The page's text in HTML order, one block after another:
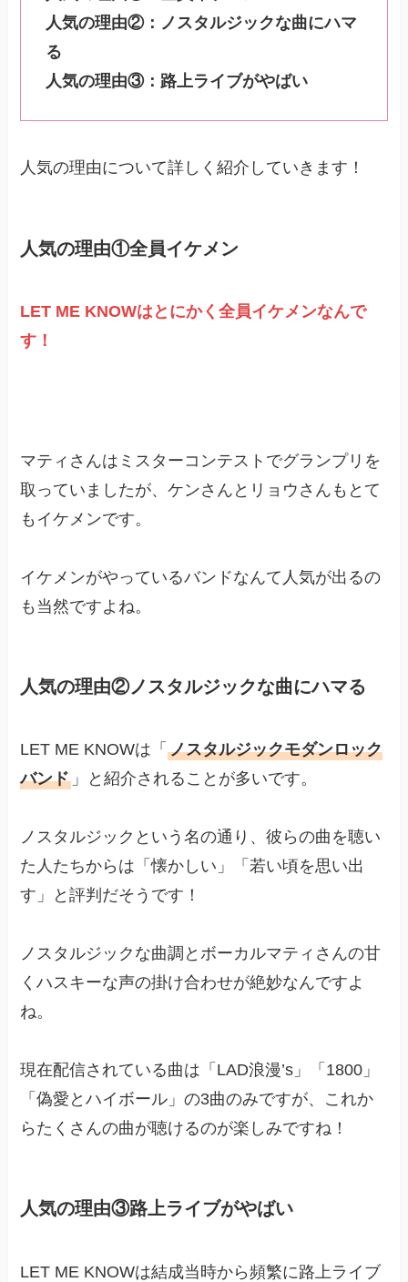
人気の理由②：ノスタルジックな曲にハマ
る
人気の理由③：路上ライブがやばい
人気の理由について詳しく紹介していきます！
人気の理由①全員イケメン
LET ME KNOWはとにかく全員イケメンなんで
す！
マティさんはミスターコンテストでグランプリを
取っていましたが、ケンさんとリョウさんもとて
もイケメンです。
イケメンがやっているバンドなんて人気が出るの
も当然ですよね。
人気の理由②ノスタルジックな曲にハマる
LET ME KNOWは「ノスタルジックモダンロック
バンド 」と紹介されることが多いです。
ノスタルジックという名の通り、彼らの曲を聴い
た人たちからは「懐かしい」「若い頃を思い出
す」と評判だそうです！
ノスタルジックな曲調とボーカルマティさんの甘
くハスキーな声の掛け合わせが絶妙なんですよ
ね。
現在配信されている曲は「LAD浪漫’s」「1800」
「偽愛とハイボール」の3曲のみですが、これか
らたくさんの曲が聴けるのが楽しみですね！
人気の理由③路上ライブがやばい
LET ME KNOWは結成当時から頻繁に路上ライブ